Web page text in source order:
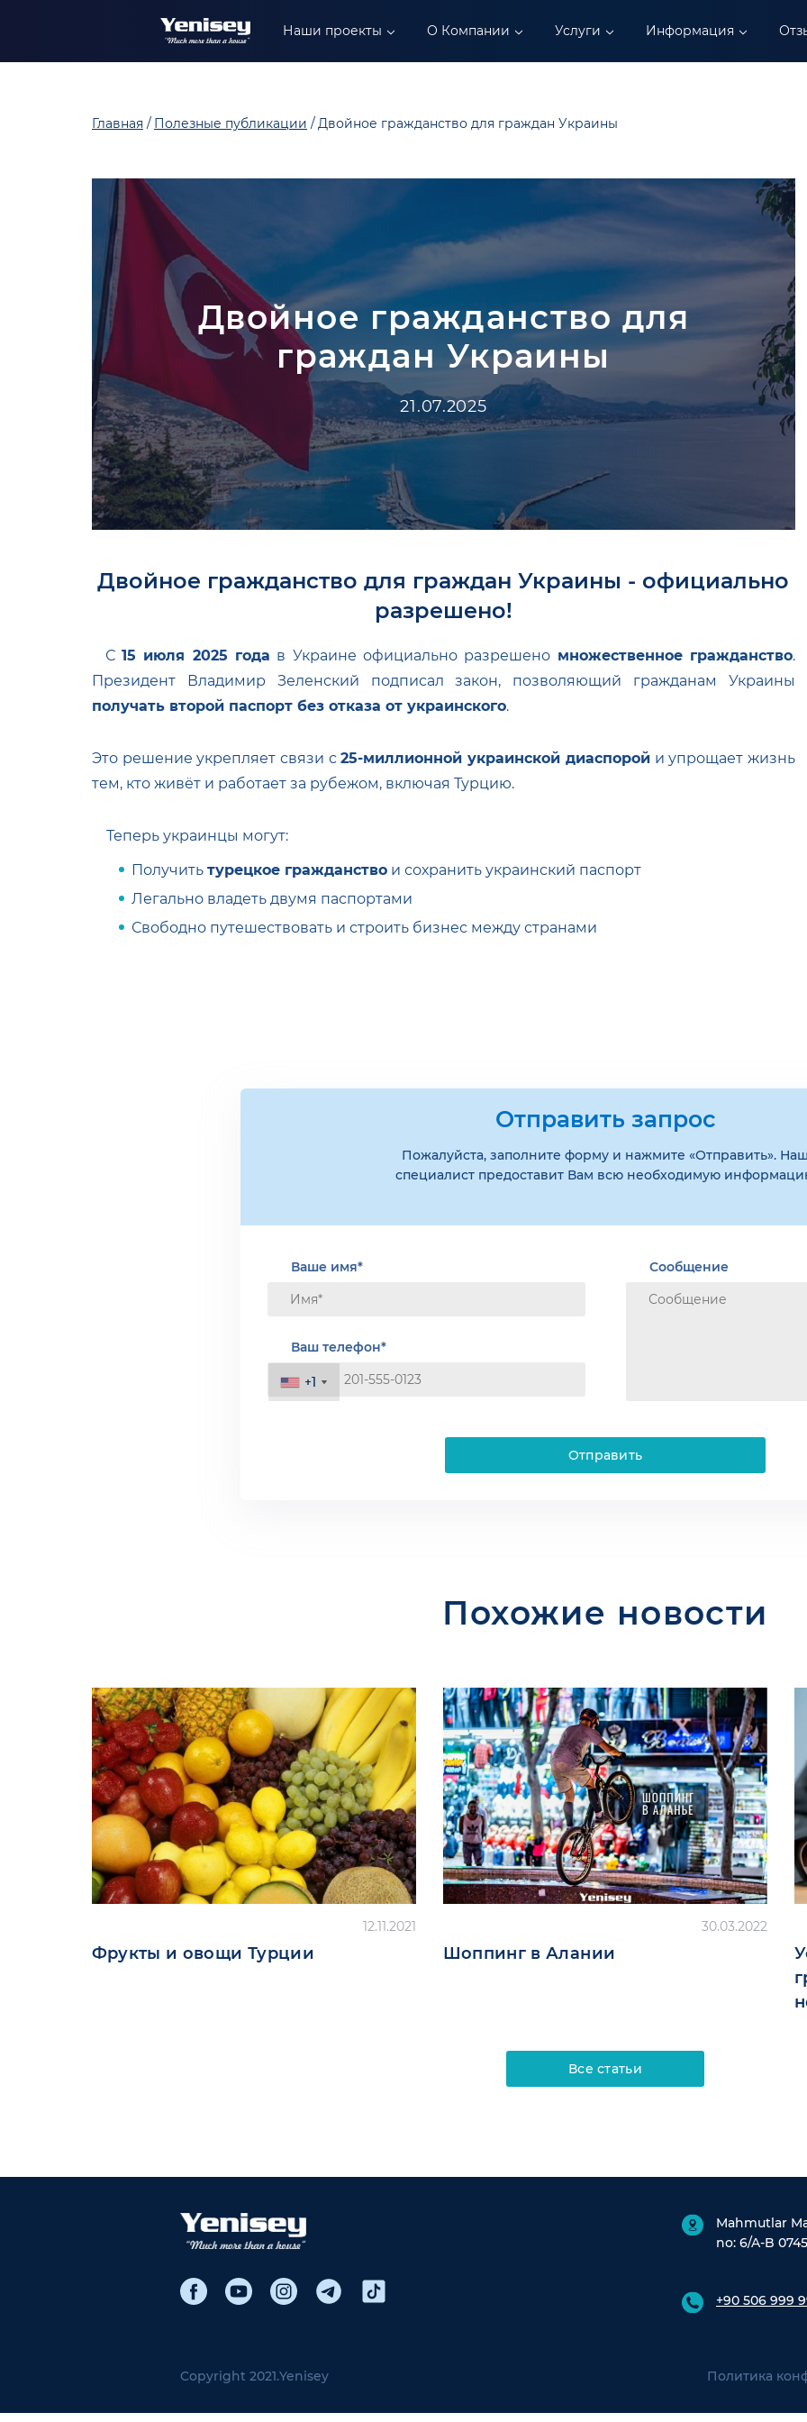
+90 549 402 88 89
Наши проекты О Компании Услуги Информация
Главная Полезные публикации Двойное гражданство для граждан Украины
Двойное гражданство для
граждан Украины
21.07.2025
Двойное гражданство для граждан Украины - официально
разрешено!
С 15 июля 2025 года в Украине официально разрешено множественное гражданство.
Президент Владимир Зеленский подписал закон, позволяющий гражданам Украины
получать второй паспорт без отказа от украинского.
Это решение укрепляет связи с25-миллионной украинской диаспоройи упрощает жизнь
тем, кто живёт и работает за рубежом, включая Турцию.
Теперь украинцы могут:
Получить турецкое гражданство и сохранить украинский паспорт
Легально владеть двумя паспортами
Свободно путешествовать и строить бизнес между странами
Отправить запрос
Пожалуйста, заполните форму и нажмите «Отправить».
специалист предоставит Вам всю необходимую
Ваше имя*
Ваш телефон*
+1
+1
Сообщение
Отправить
Похожие новости
12.11.2021
Фрукты и овощи Турции
30.03.2022
Шоппинг в Алании
Все статьи
Mahmutlar
no: 6/A-B
+90 506 999
Copyright 2021.Yenisey Политика